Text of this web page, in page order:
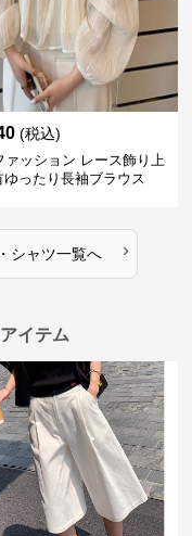
(税込)
ァッション レース飾り上
ゆったり長袖ブラウス
シャツ一覧へ ›
イテム